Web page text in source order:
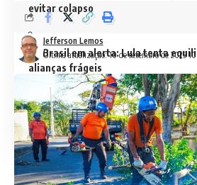
evitar colapso
Brasil em alerta: Lula tenta
alianças frágeis
Entre memes e dilemas: Lula e
desafios
França em crise: Macron
Última atualização: 10 de setembro de 2025
Jefferson Lemos